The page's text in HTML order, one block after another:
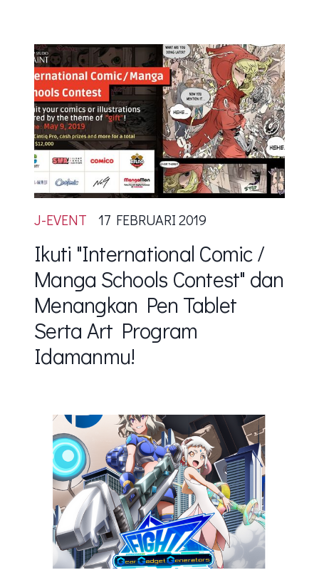
J-EVENT 17 FEBRUARI 2019
Ikuti "International Comic /
Manga Schools Contest" dan
Menangkan Pen Tablet
Serta Art Program
Idamanmu!